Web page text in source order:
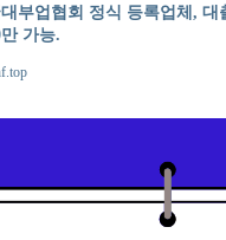
부업협회 정식 등록업체, 대
가능.